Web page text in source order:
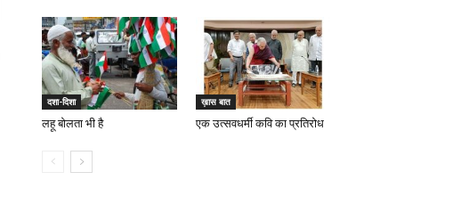
दशा-दिशा
लहू बोलता भी है
ख़ास बात
एक उत्सवधर्मी कवि का प्रतिरोध